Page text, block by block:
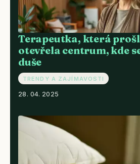
Terapeutka, která
otevřela centrum, kde
duše
TRENDY A ZAJÍMAVOSTI
28. 04. 2025